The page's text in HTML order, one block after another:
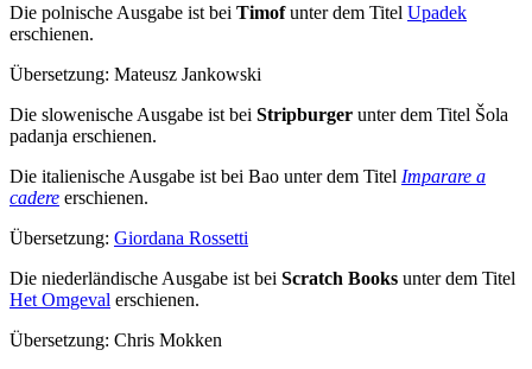
Die polnische Ausgabe ist bei Timofunter dem Titel Upadek
erschienen.
Übersetzung: Mateusz Jankowski
Die slowenische Ausgabe ist bei Stripburger unter dem Titel Šola
padanja erschienen.
Die italienische Ausgabe ist bei Bao unter dem Titel Imparare a
cadere erschienen.
Übersetzung: Giordana Rossetti
Die niederländische Ausgabe ist bei Scratch Books unter dem Titel
Het Omgeval erschienen.
Übersetzung: Chris Mokken